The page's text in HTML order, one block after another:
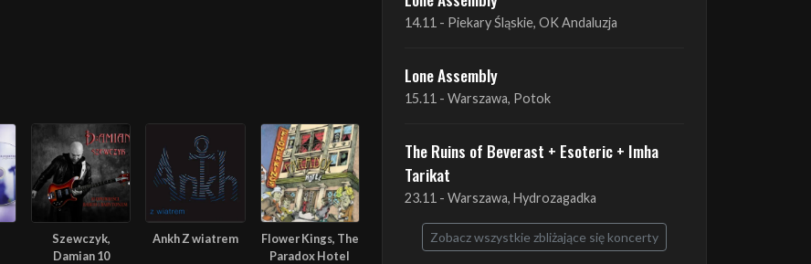
Szewczyk,
Damian 10
Ankh Z wiatrem
Flower Kings, The
Paradox Hotel
14.11 - Piekary Śląskie, OK Andaluzja
15.11 - Warszawa, Potok
The Ruins of Beverast + Esoteric + Imha
Tarikat
23.11 - Warszawa, Hydrozagadka